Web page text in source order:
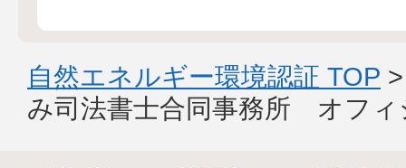
自然エネルギー環境認証 TOP
み司法書士合同事務所 オフィ